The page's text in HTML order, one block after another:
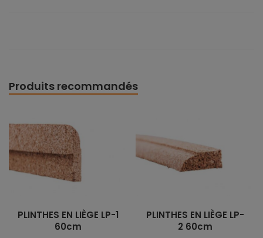
Produits recommandés
PLINTHES EN LIÈGE LP-1
60cm
PLINTHES EN LIÈGE LP-
2 60cm